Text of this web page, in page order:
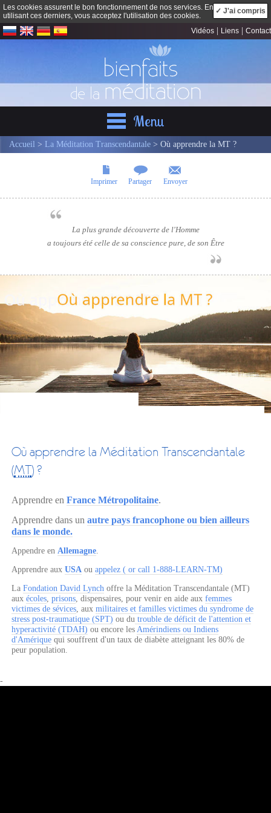
Les cookies assurent le bon fonctionnement de nos services. En
utilisant ces derniers, vous acceptez l'utilisation des cookies.
✓ J'ai compris
Vidéos Liens Contact
Menu
Accueil > La Méditation Transcendantale > Où apprendre la MT ?
Imprimer Partager Envoyer
La plus grande découverte de l'Homme
a toujours été celle de sa conscience pure, de son Être
Où apprendre la Méditation Transcendantale
(MT) ?
Apprendre en France Métropolitaine.
Apprendre dans un autre pays francophone ou bien ailleurs
dans le monde.
Appendre en Allemagne.
Apprendre aux USA ou appelez ( or call 1-888-LEARN-TM)
La Fondation David Lynch offre la Méditation Transcendantale (MT)
aux écoles, prisons, dispensaires, pour venir en aide aux femmes
victimes de sévices, aux militaires et familles victimes du syndrome de
stress post-traumatique (SPT) ou du trouble de déficit de l'attention et
hyperactivité (TDAH) ou encore les Amérindiens ou Indiens
d'Amérique qui souffrent d'un taux de diabète atteignant les 80% de
peur population.
-